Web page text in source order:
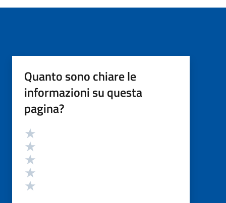
Quanto sono chiare le
informazioni su questa
pagina?
Valutazione